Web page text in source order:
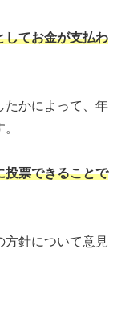
してお金が支払わ
たかによって、年
投票できることで
方針について意見